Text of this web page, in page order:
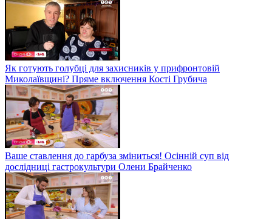
Як готують голубці для захисників у прифронтовій
Миколаївщині? Пряме включення Кості Грубича
Ваше ставлення до гарбуза зміниться! Осінній суп від
дослідниці гастрокультури Олени Брайченко